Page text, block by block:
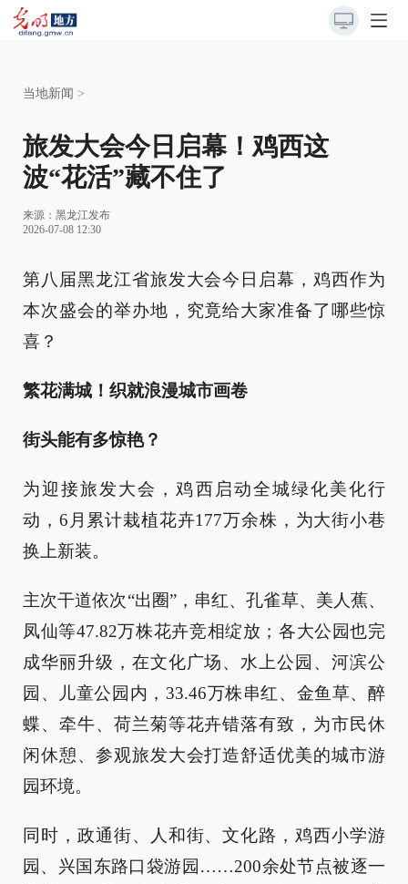
当地新闻 >
旅发大会今日启幕！鸡西这
波“花活”藏不住了
来源： 黑龙江发布
2026-07-08 12:30
第八届黑龙江省旅发大会今日启幕，鸡西作为
本次盛会的举办地，究竟给大家准备了哪些惊
喜？
繁花满城！织就浪漫城市画卷
街头能有多惊艳？
为迎接旅发大会，鸡西启动全城绿化美化行
动，6月累计栽植花卉177万余株，为大街小巷
换上新装。
主次干道依次“出圈”，串红、孔雀草、美人蕉、
凤仙等47.82万株花卉竞相绽放；各大公园也完
成华丽升级，在文化广场、水上公园、河滨公
园、儿童公园内，33.46万株串红、金鱼草、醉
蝶、牵牛、荷兰菊等花卉错落有致，为市民休
闲休憩、参观旅发大会打造舒适优美的城市游
园环境。
同时，政通街、人和街、文化路，鸡西小学游
园、兴国东路口袋游园……200余处节点被逐一